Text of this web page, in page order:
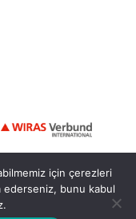
için çerezleri
ederseniz, bunu kabul